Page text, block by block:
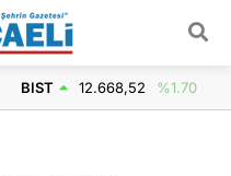
BIST 12.668,52 %1.70